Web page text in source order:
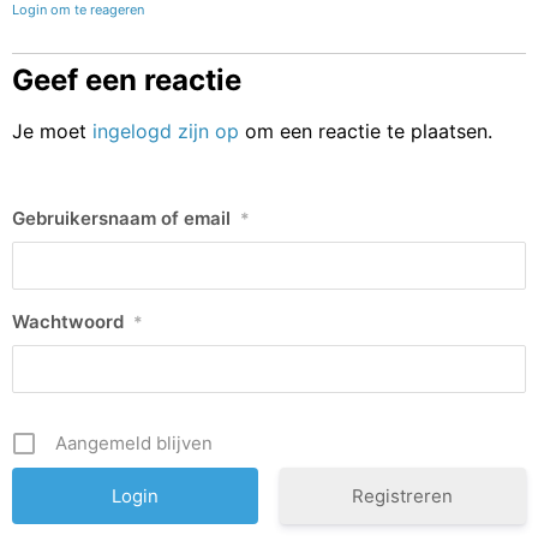
Login om te reageren
Geef een reactie
Je moet ingelogd zijn op om een reactie te plaatsen.
Gebruikersnaam of email *
Wachtwoord *
Aangemeld blijven
Registreren